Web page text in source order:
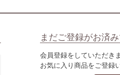
まだご登録がお済
会員登録をしていただき
お気に入り商品をご登録